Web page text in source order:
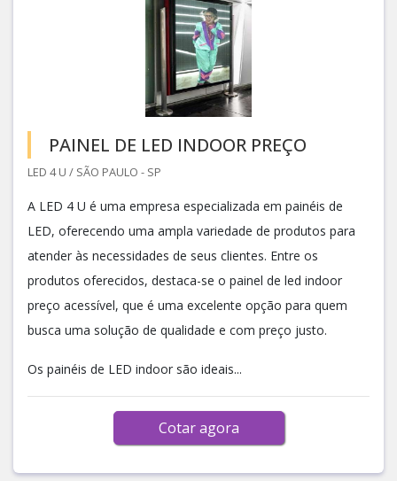
PAINEL DE LED INDOOR PREÇO
LED 4 U / SÃO PAULO - SP
A LED 4 U é uma empresa especializada em painéis de
LED, oferecendo uma ampla variedade de produtos para
atender às necessidades de seus clientes. Entre os
produtos oferecidos, destaca-se o painel de led indoor
preço acessível, que é uma excelente opção para quem
busca uma solução de qualidade e com preço justo.
Os painéis de LED indoor são ideais...
Cotar agora